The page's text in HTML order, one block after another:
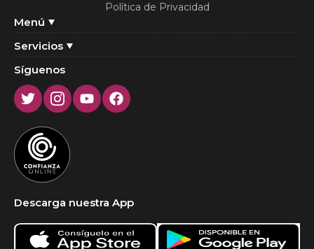
Menú
Servicios
Política de Privacidad
Síguenos
TwitterInstagram
YoutubeFacebook
Descarga nuestra App